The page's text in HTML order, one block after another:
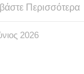
Περισσότερα
2026